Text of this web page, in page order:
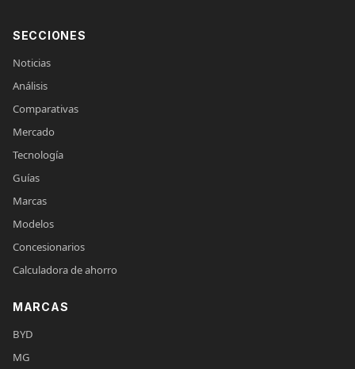
SECCIONES
Noticias
Análisis
Comparativas
Mercado
Tecnología
Guías
Marcas
Modelos
Concesionarios
Calculadora de ahorro
MARCAS
BYD
MG